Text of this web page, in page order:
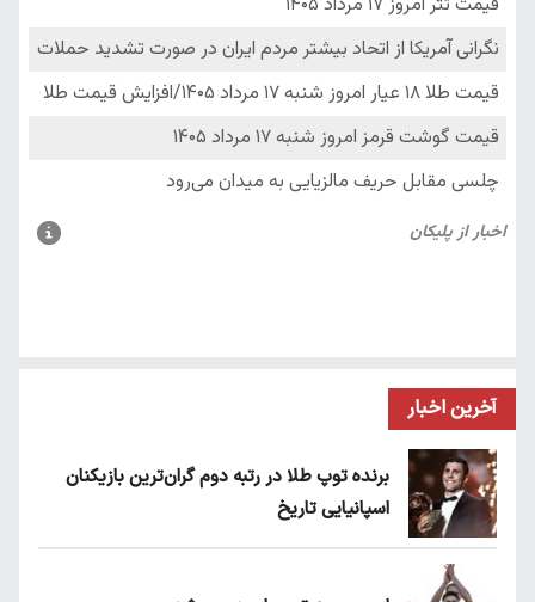
آخرین اخبار
برنده توپ طلا در رتبه دوم گران‌ترین بازیکنان
اسپانیایی تاریخ